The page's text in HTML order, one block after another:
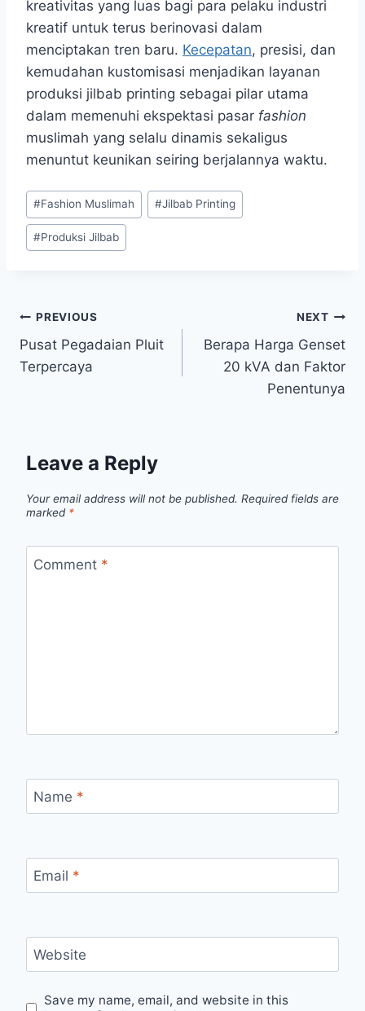
kreativitas yang luas bagi para pelaku industri
kreatif untuk terus berinovasi dalam
menciptakan tren baru. Kecepatan, presisi, dan
kemudahan kustomisasi menjadikan layanan
produksi jilbab printing sebagai pilar utama
dalam memenuhi ekspektasi pasar fashion
muslimah yang selalu dinamis sekaligus
menuntut keunikan seiring berjalannya waktu.
Post
Tags:
#Fashion Muslimah #Jilbab Printing
#Produksi Jilbab
Post
navigation
PREVIOUS
Pusat Pegadaian Pluit
Terpercaya
NEXT
Berapa Harga Genset
20 kVA dan Faktor
Penentunya
Leave a Reply
Your email address will not be published. Required fields are
marked *
Comment *
Name *
Email *
Website
Save my name, email, and website in this